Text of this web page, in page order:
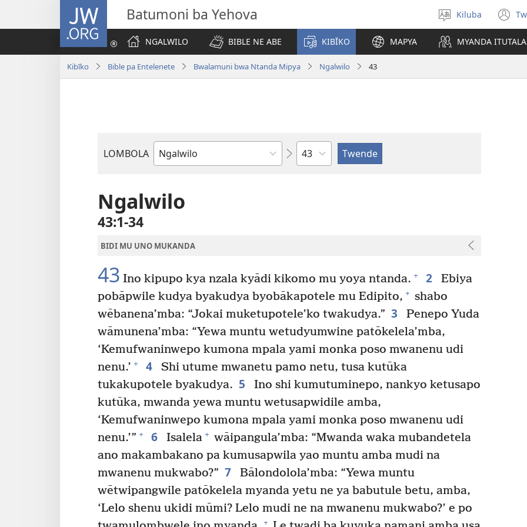
JW.ORG Batumoni ba Yehova
Tonga
Ludimi
Kiluba
NGALWILO
BIBLE NE ABE KIBĪKO MAPYA MYANDA ITUTALA
Kibīko Bible pa Entelenete Bwalamuni bwa Ntanda Mipya Ngalwilo 43
LOMBOLA
Mukanda
mu
Bible
Shapita
Ngalwilo
43:1-34
BIDI MU UNO MUKANDA
43 Ino kipupo kya nzala kyādi kikomo mu yoya ntanda. + 2
Ebiya
pobāpwile kudya byakudya byobākapotele mu Edipito, + shabo
wēbanena’mba: “Jokai muketupotele’ko twakudya.” 3
Penepo Yuda
wāmunena’mba: “Yewa muntu wetudyumwine patōkelela’mba,
‘Kemufwaninwepo kumona mpala yami monka poso mwanenu udi
nenu.’ + 4
Shi utume mwanetu pamo netu, tusa kutūka
tukakupotele byakudya. 5
Ino shi kumutuminepo, nankyo ketusapo
kutūka, mwanda yewa muntu wetusapwidile amba,
‘Kemufwaninwepo kumona mpala yami monka poso mwanenu udi
nenu.’” + 6 Isalela + wāipangula’mba: “Mwanda waka mubandetela
ano makambakano pa kumusapwila yao muntu amba mudi na
mwanenu mukwabo?” 7
Bālondolola’mba: “Yewa muntu
wētwipangwile patōkelela myanda yetu ne ya babutule betu, amba,
‘Lelo shenu ukidi mūmi? Lelo mudi ne na mwanenu mukwabo?’ e po
+